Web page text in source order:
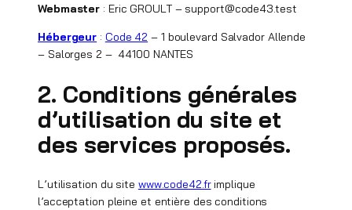
Webmaster : Eric GROULT – support@code43.test
Hébergeur : Code 42 – 1 boulevard Salvador Allende
– Salorges 2 – 44100 NANTES
2. Conditions générales
d’utilisation du site et
des services proposés.
L’utilisation du site www.code42.frimplique
l’acceptation pleine et entière des conditions